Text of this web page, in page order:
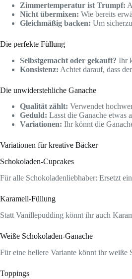
Zimmertemperatur ist Trumpf:
Nicht übermixen: Wie bereits
Gleichmäßig backen: Um
Die perfekte Füllung
Selbstgemacht oder gekauft? Ihr
Konsistenz: Achtet darauf, dass
Die unwiderstehliche Ganache
Qualität zählt: Verwendet
Geduld: Lasst die Ganache etwas
Variationen: Ihr könnt die
Variationen für kreative Bäcker
Schokoladen-Cupcakes
Für alle Schokoladenliebhaber: Ersetzt
Karamell-Füllung
Statt Vanillepudding könnt ihr auch
Weiße Schokoladen-Ganache
Für eine hellere Variante könnt ihr weiße
Toppings